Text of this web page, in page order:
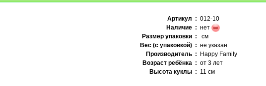
Артикул : 012-10
Наличие : нет
Размер упаковки : см
Вес (с упаковкой) : не указан
Производитель : Happy Family
Возраст ребёнка : от 3 лет
Высота куклы : 11 см